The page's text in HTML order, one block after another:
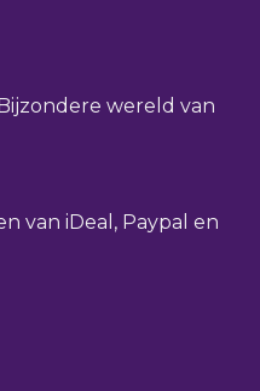
wereld van
van iDeal, Paypal en